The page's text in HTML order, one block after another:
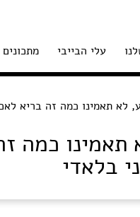
עלי הבייבי מתכונים
לא תאמינו כמה זה בריא
תאמינו כמה
בלאדי